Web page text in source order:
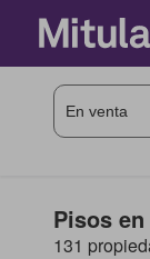
Pisos
131